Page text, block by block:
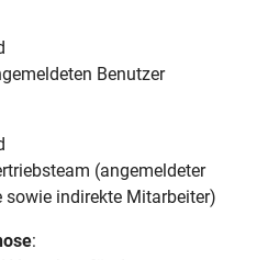
Benutzer
eam (angemeldeter
sowie indirekte Mitarbeiter)
: